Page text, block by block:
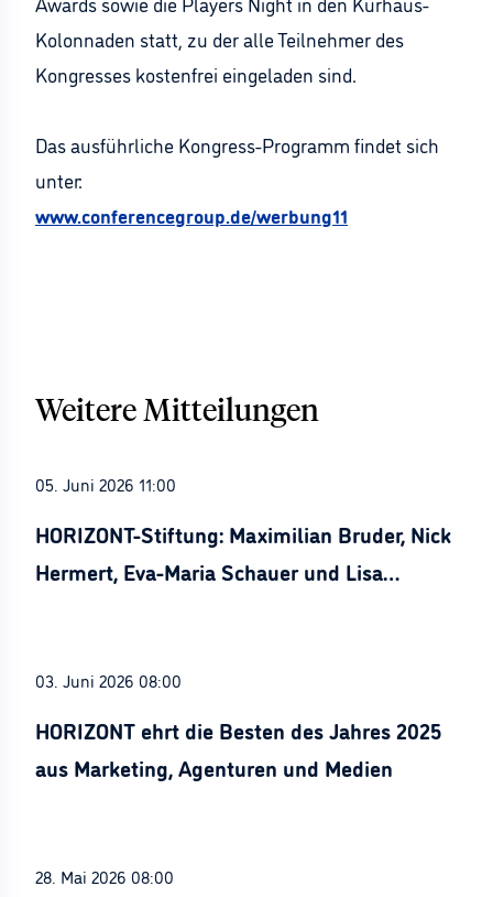
Kolonnaden statt, zu der alle Teilnehmer des
Kongresses kostenfrei eingeladen sind.
Das ausführliche Kongress-Programm findet sich
unter:
www.conferencegroup.de/werbung11
Weitere Mitteilungen
05. Juni 2026 11:00
HORIZONT-Stiftung: Maximilian Bruder, Nick
Hermert, Eva-Maria Schauer und Lisa
03. Juni 2026 08:00
HORIZONT ehrt die Besten des Jahres 2025
aus Marketing, Agenturen und Medien
28. Mai 2026 08:00